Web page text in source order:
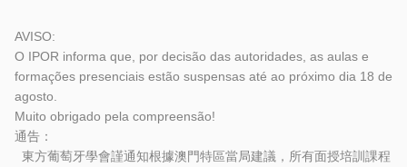
AVISO:
O IPOR informa que, por decisão das autoridades, as aulas e
formações presenciais estão suspensas até ao próximo dia 18 de
agosto.
Muito obrigado pela compreensão!
通告：
東方葡萄牙學會謹通知根據澳門特區當局建議， 所有面授培訓課程